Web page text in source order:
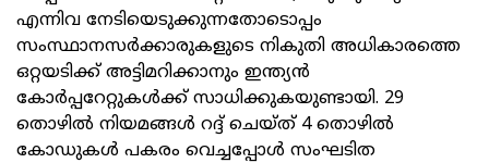
എന്നിവ നേടിയെടുക്കുന്നതോടൊപ്പം
സംസ്ഥാനസർക്കാരുകളുടെ നികുതി അധികാരത്തെ
ഒറ്റയടിക്ക് അട്ടിമറിക്കാനും ഇന്ത്യൻ
കോർപ്പറേറ്റുകൾക്ക് സാധിക്കുകയുണ്ടായി. 29
തൊഴിൽ നിയമങ്ങൾ റദ്ദ് ചെയ്ത് 4 തൊഴിൽ
കോഡുകൾ പകരം വെച്ചപ്പോൾ സംഘടിത